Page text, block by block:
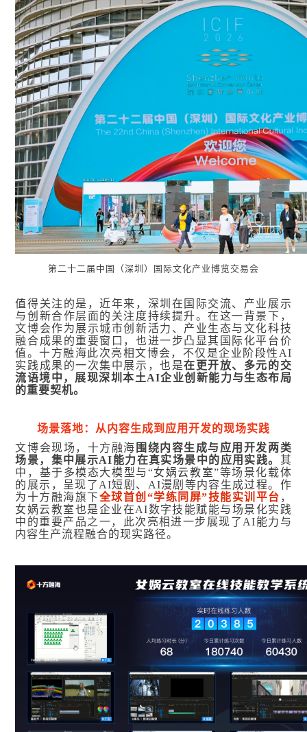
第二十二届中国（深圳）国际文化产业博览交易会
值得关注的是 ，近年来，深圳在国际交流、产业展示
与创新合作层面的关注度持续提升。在这一背景下，
文博会作为展示城市创新活力、产业生态与文化科技
融合成果的重要窗口，也进一步凸显其国际化平台价
值。十方融海此次亮相文博会，不仅是企业阶段性AI
实践成果的一次集中展示，也是在更开放、多元的交
流语境中，展现深圳本土AI企业创新能力与生态布局
的重要契机。
场景落地：从内容生成到应用开发的现场实践
文博会现场，十方融海 围绕内容生成与应用开发两类
场景，集中展示AI能力在真实场景中的应用实践。 其
中，基于多模态大模型与“女娲云教室”等场景化载体
的展示，呈现了AI短剧、AI漫剧等内容生成过程。作
为十方融海旗下全球首创“学练同屏”技能实训平台 ，
女娲云教室也是企业在AI数字技能赋能与场景化实践
中的重要产品之一，此次亮相进一步展现了AI能力与
内容生产流程融合的现实路径。